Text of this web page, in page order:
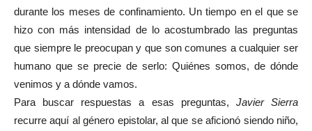
durante los meses de confinamiento. Un tiempo en el que se
hizo con más intensidad de lo acostumbrado las preguntas
que siempre le preocupan y que son comunes a cualquier ser
humano que se precie de serlo: Quiénes somos, de dónde
venimos y a dónde vamos.
Para buscar respuestas a esas preguntas, Javier Sierra
recurre aquí al género epistolar, al que se aficionó siendo niño,